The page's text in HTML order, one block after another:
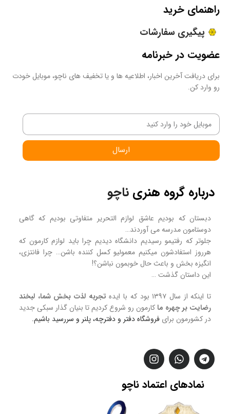
راهنمای خرید
پیگیری سفارشات
عضویت در خبرنامه
برای دریافت آخرین اخبار، اطلاعیه ها و یا تخفیف های ناچو، موبایل خودت
رو وارد کن.
ارسال
درباره گروه هنری ناچو
دبستان که بودیم عاشق لوازم التحریر متفاوتی بودیم که گاهی
دوستامون مدرسه می آوردند…
جلوتر که رفتیمو رسیدیم دانشگاه دیدیم چرا باید لوازم کارمون که
هرروز استفادشون میکنیم معمولیو کسل کننده باشن… چرا فانتزی،
انگیزه بخش و باعث حال خوبمون نباشن؟!
این داستان گذشت …
تا اینکه از سال ۱۳۹۷ بود که با ایده
تجربه لذت بخش شما، لبخند
رضایت بر چهره ما کارمون رو شروع کردیم تا بنیان گذار سبکی جدید
در کشورمون برای فروشگاهدفتر و دفترچه، پلنر و سررسید باشیم.
نمادهای اعتمادناچو